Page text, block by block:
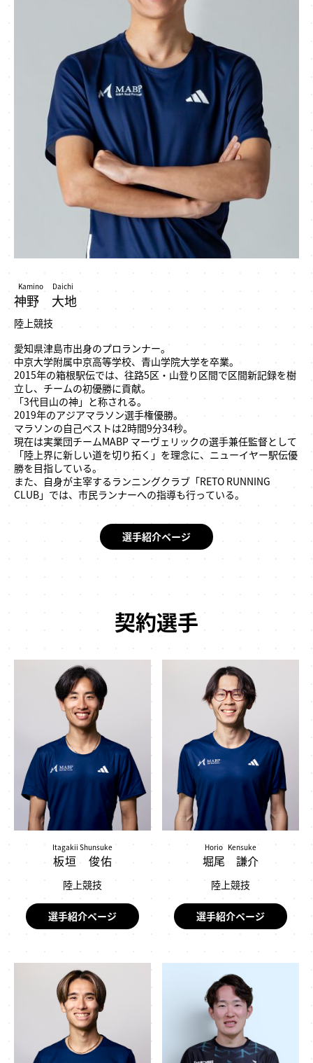
神野 大地
Kamino Daichi
陸上競技
愛知県津島市出身のプロランナー。
中京大学附属中京高等学校、青山学院大学を卒業。
2015年の箱根駅伝では、往路5区・山登り区間で区間新記録を樹
立し、チームの初優勝に貢献。
「3代目山の神」と称される。
2019年のアジアマラソン選手権優勝。
マラソンの自己ベストは2時間9分34秒。
現在は実業団チームMABP マーヴェリックの選手兼任監督として
「陸上界に新しい道を切り拓く」を理念に、ニューイヤー駅伝優
勝を目指している。
また、自身が主宰するランニングクラブ「RETO RUNNING
CLUB」では、市民ランナーへの指導も行っている。
選手紹介ページ
契約選手
板垣 俊佑
Itagakii Shunsuke
陸上競技
選手紹介ページ
堀尾 謙介
Horio Kensuke
陸上競技
選手紹介ページ